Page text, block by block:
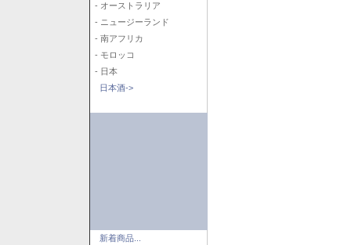
- オーストラリア
- ニュージーランド
- 南アフリカ
- モロッコ
- 日本
日本酒->
新着商品...